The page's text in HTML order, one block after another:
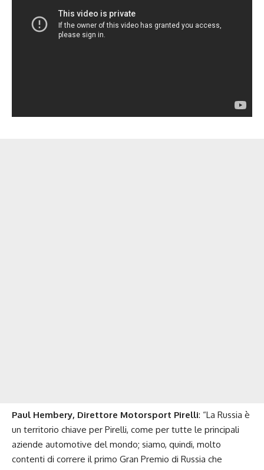
Paul Hembery, Direttore Motorsport Pirelli: “La Russia è
un territorio chiave per Pirelli, come per tutte le principali
aziende automotive del mondo; siamo, quindi, molto
contenti di correre il primo Gran Premio di Russia che